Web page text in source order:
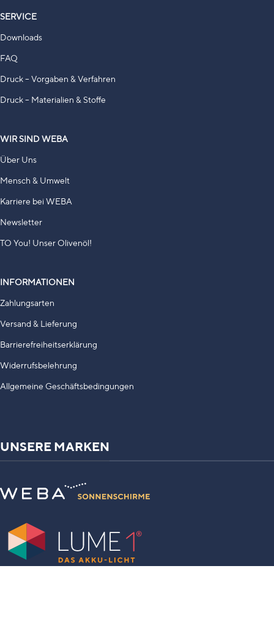
SERVICE
Downloads
FAQ
Druck – Vorgaben & Verfahren
Druck – Materialien & Stoffe
WIR SIND WEBA
Über Uns
Mensch & Umwelt
Karriere bei WEBA
Newsletter
TO You! Unser Olivenöl!
INFORMATIONEN
Zahlungsarten
Versand & Lieferung
Barrierefreiheitserklärung
Widerrufsbelehrung
Allgemeine Geschäftsbedingungen
UNSERE MARKEN